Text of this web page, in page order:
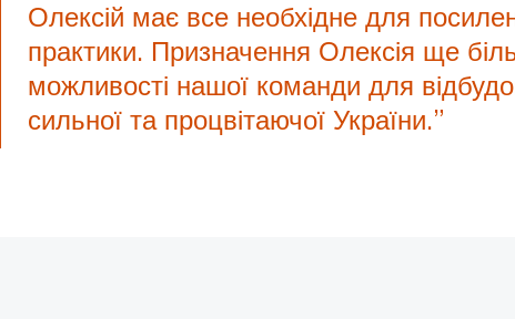
Олексій має все необхідне для
практики. Призначення Олексія ще
можливості нашої команди для
сильної та процвітаючої України.”